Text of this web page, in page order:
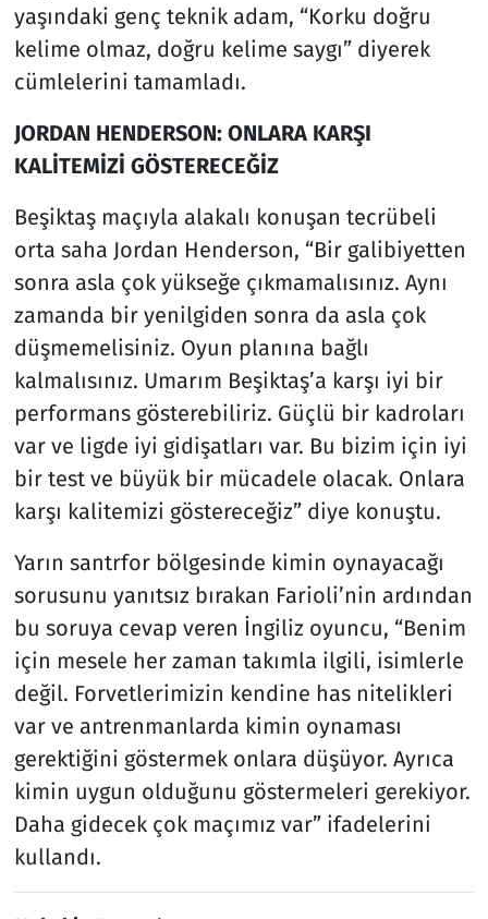
yaşındaki genç teknik adam, “Korku doğru
kelime olmaz, doğru kelime saygı” diyerek
cümlelerini tamamladı.
JORDAN HENDERSON: ONLARA KARŞI
KALİTEMİZİ GÖSTERECEĞİZ
Beşiktaş maçıyla alakalı konuşan tecrübeli
orta saha Jordan Henderson, “Bir galibiyetten
sonra asla çok yükseğe çıkmamalısınız. Aynı
zamanda bir yenilgiden sonra da asla çok
düşmemelisiniz. Oyun planına bağlı
kalmalısınız. Umarım Beşiktaş’a karşı iyi bir
performans gösterebiliriz. Güçlü bir kadroları
var ve ligde iyi gidişatları var. Bu bizim için iyi
bir test ve büyük bir mücadele olacak. Onlara
karşı kalitemizi göstereceğiz” diye konuştu.
Yarın santrfor bölgesinde kimin oynayacağı
sorusunu yanıtsız bırakan Farioli’nin ardından
bu soruya cevap veren İngiliz oyuncu, “Benim
için mesele her zaman takımla ilgili, isimlerle
değil. Forvetlerimizin kendine has nitelikleri
var ve antrenmanlarda kimin oynaması
gerektiğini göstermek onlara düşüyor. Ayrıca
kimin uygun olduğunu göstermeleri gerekiyor.
Daha gidecek çok maçımız var” ifadelerini
kullandı.